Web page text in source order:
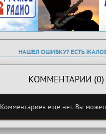
НАШЕЛ ОШИБКУ? ЕСТЬ
КОММЕНТАРИИ (0)
Комментариев еще нет. Вы